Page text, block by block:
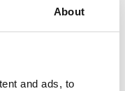
About
and ads, to
fortemente la